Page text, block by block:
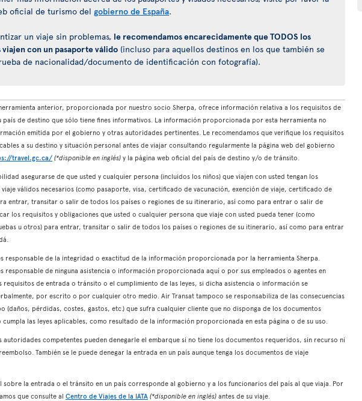
oficial de turismo del gobierno de España.
un viaje sin problemas, le recomendamos encarecidamente que TODOS los
viajen con un pasaporte válido (incluso para aquellos destinos en los que también se
de nacionalidad/documento de identificación con fotografía).
anterior, proporcionada por nuestro socio Sherpa, ofrece información relativa a los requisitos de
país de destino que sólo tiene fines informativos. La información proporcionada por esta herramienta no
emitida por el gobierno y otras autoridades pertinentes. Le recomendamos que verifique los requisitos
a su destino y situación personal antes de viajar consultando regularmente la página web del gobierno
travel.gc.ca/ (*disponible en inglés) y la página web oficial del país de destino y/o de tránsito.
asegurarse de que usted y cualquier persona (incluidos los niños) que viajen con usted tengan los
válidos necesarios (como pasaporte, visa, certificado de vacunación, exención de viaje, certificado de
entrar, transitar o salir de todos los países o regiones de su itinerario, así como para entrar o salir de
los requisitos y obligaciones que usted o cualquier persona que viaje con usted pueda tener (como
u otros) para entrar, transitar o salir de todos los países o regiones de su itinerario, así como para entrar
responsable de la integridad o exactitud de la información proporcionada por la herramienta Sherpa.
responsable de ninguna asistencia o información proporcionada aquí o por sus empleados o agentes en
requisitos de entrada o tránsito o el cumplimiento de las leyes, si dicha asistencia o información se
por escrito o por cualquier otro medio. Air Transat tampoco se responsabiliza de las consecuencias
(daños, pérdidas, costes, gastos, etc.) que sufra cualquier cliente que no disponga de los documentos
cumpla las leyes aplicables, como resultado de la información proporcionada en esta página o de su uso.
autoridades competentes pueden denegarle el embarque si no tiene los documentos requeridos, sin recurso ni
También se le puede denegar la entrada en un país aunque tenga los documentos de viaje
sobre la entrada o el tránsito en un país corresponde al gobierno y a los funcionarios del país al que viaja. Por
que consulte al Centro de Viajes de la IATA (*disponible en inglés) antes de su viaje.